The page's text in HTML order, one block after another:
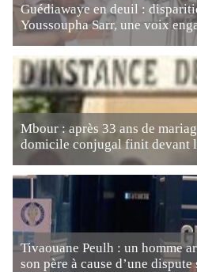
Guédiawaye en deuil :
Youssoupha Sarr, une voix
Mbour : après 33 ans de
domicile conjugal finit devant
Tivaouane Peulh : un homme
son père à cause d’une